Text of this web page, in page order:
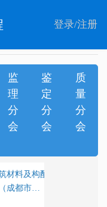
登录/注册
监
理
分
会
鉴
定
分
会
质
量
分
会
材料及构配件一班